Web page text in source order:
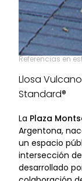
Referencias en
Llosa
Standard®
La Plaza
Argentona,
un espacio
intersección
desarrollado